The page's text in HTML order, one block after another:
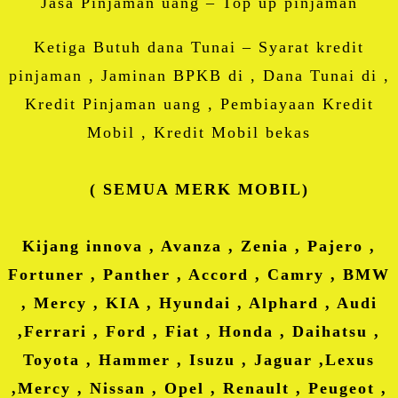
Ketiga Butuh dana Tunai – Syarat kredit
pinjaman , Jaminan BPKB di , Dana Tunai di ,
Kredit Pinjaman uang , Pembiayaan Kredit
Mobil , Kredit Mobil bekas
( SEMUA MERK MOBIL)
Kijang innova , Avanza , Zenia , Pajero ,
Fortuner , Panther , Accord , Camry , BMW
, Mercy , KIA , Hyundai , Alphard , Audi
,Ferrari , Ford , Fiat , Honda , Daihatsu ,
Toyota , Hammer , Isuzu , Jaguar ,Lexus
,Mercy , Nissan , Opel , Renault , Peugeot ,